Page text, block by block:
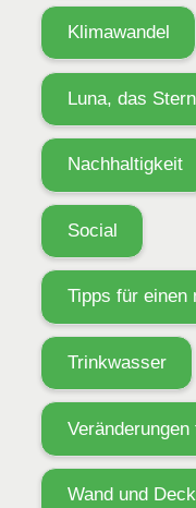
Klimawandel
Luna, das
Nachhaltigkeit
Social
Tipps für einen
Trinkwasser
Wand und